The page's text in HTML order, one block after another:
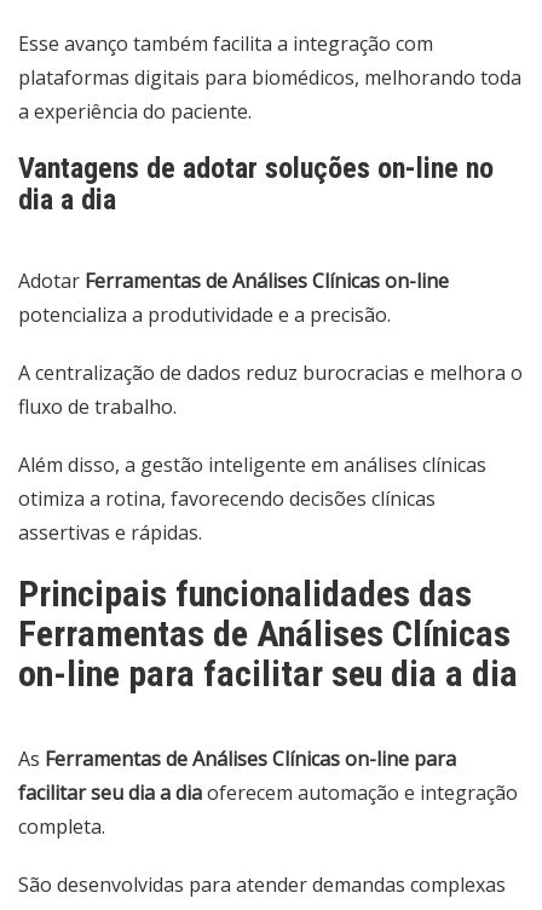
Esse avanço também facilita a integração com
plataformas digitais para biomédicos, melhorando toda
a experiência do paciente.
Vantagens de adotar soluções on-line no
dia a dia
Adotar Ferramentas de Análises Clínicas on-line
potencializa a produtividade e a precisão.
A centralização de dados reduz burocracias e melhora o
fluxo de trabalho.
Além disso, a gestão inteligente em análises clínicas
otimiza a rotina, favorecendo decisões clínicas
assertivas e rápidas.
Principais funcionalidades das
Ferramentas de Análises Clínicas
on-line para facilitar seu dia a dia
As Ferramentas de Análises Clínicas on-line para
facilitar seu dia a diaoferecem automação e integração
completa.
São desenvolvidas para atender demandas complexas